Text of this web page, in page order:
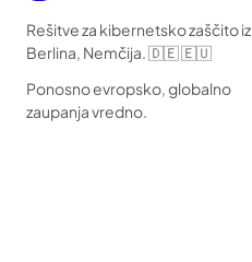
Rešitve za kibernetsko zaščito iz
Berlina, Nemčija. 🇩🇪 🇪🇺
Ponosno evropsko, globalno
zaupanja vredno.